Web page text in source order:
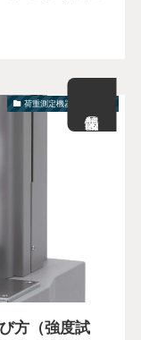
荷重測定機器の基礎知識
方（強度試